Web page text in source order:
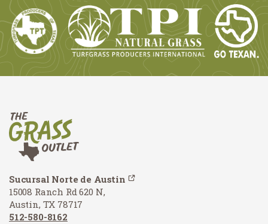
Sucursal Norte de Austin
15008 Ranch Rd 620 N,
Austin, TX 78717
512-580-8162